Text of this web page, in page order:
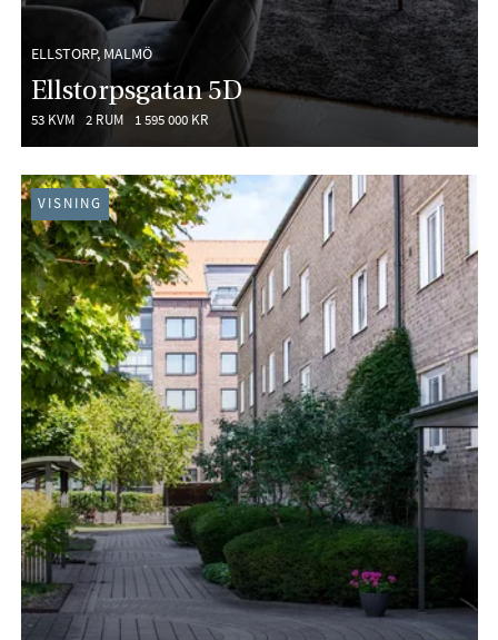
ELLSTORP, MALMÖ
Ellstorpsgatan 5D
53 KVM 2 RUM 1 595 000 KR
VISNING